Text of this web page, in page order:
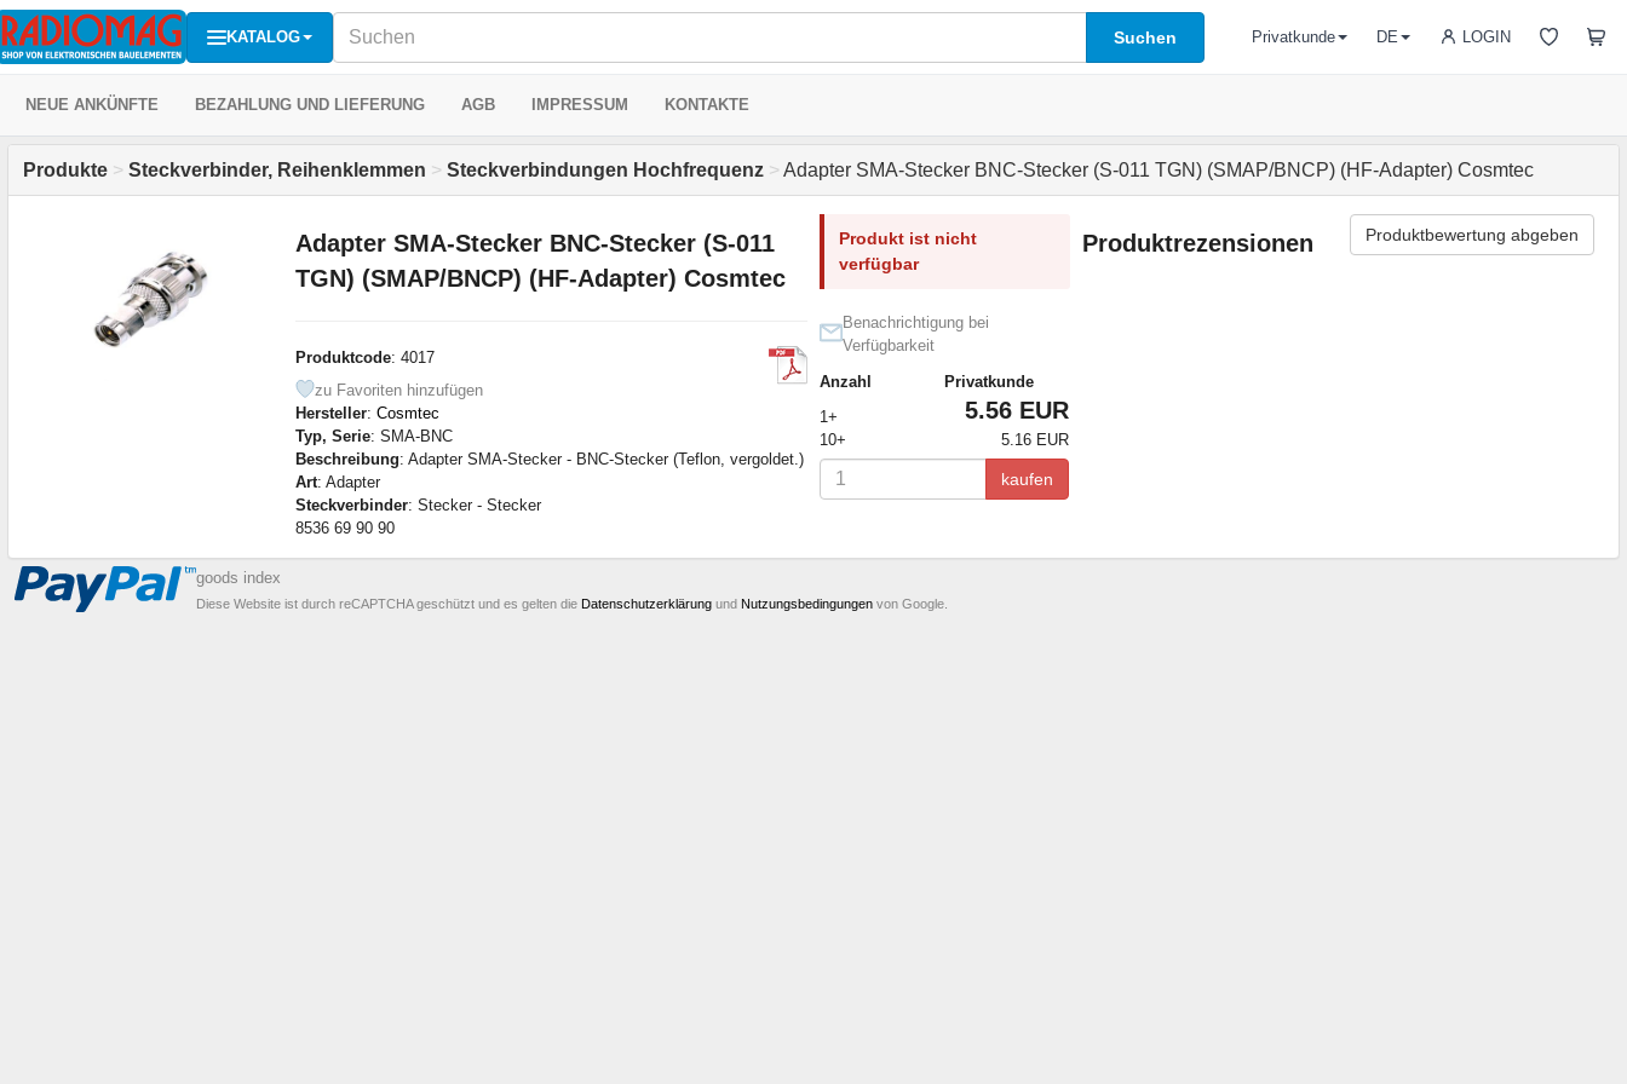
KATALOG Suchen LOGIN
Privatkunde DE
NEUE ANKÜNFTE BEZAHLUNG UND LIEFERUNG AGB IMPRESSUM KONTAKTE
Produkte > Steckverbinder, Reihenklemmen > Steckverbindungen Hochfrequenz > Adapter SMA-Stecker BNC-Stecker (S-011 TGN) (SMAP/BNCP) (HF-Adapter) Cosmtec
Adapter SMA-Stecker BNC-Stecker (S-011
TGN) (SMAP/BNCP) (HF-Adapter) Cosmtec
Produktcode: 4017
zu Favoriten hinzufügen
Hersteller: Cosmtec
Typ, Serie: SMA-BNC
Beschreibung: Adapter SMA-Stecker - BNC-Stecker (Teflon, vergoldet.)
Art: Adapter
Steckverbinder: Stecker - Stecker
8536 69 90 90
Produkt ist nicht
verfügbar
Benachrichtigung bei
Verfügbarkeit
Anzahl
Privatkunde
1+
5.56 EUR
10+ 5.16 EUR
kaufen
Produktrezensionen Produktbewertung abgeben
goods index
Diese Website ist durch reCAPTCHA geschützt und es gelten die Datenschutzerklärung und Nutzungsbedingungen von Google.